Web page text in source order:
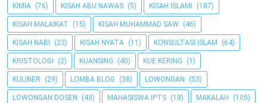
KIMIA (76) KISAH ABU NAWAS (5) KISAH ISLAMI (187)
KISAH MALAIKAT (15) KISAH MUHAMMAD SAW (46)
KISAH NABI (23) KISAH NYATA (11) KONSULTASI ISLAM (64)
KRISTOLOGI (2) KUANSING (40) KUE KERING (1)
KULINER (29) LOMBA BLOG (38) LOWONGAN (53)
LOWONGAN DOSEN (43) MAHASISWA IPTS (18) MAKALAH (105)